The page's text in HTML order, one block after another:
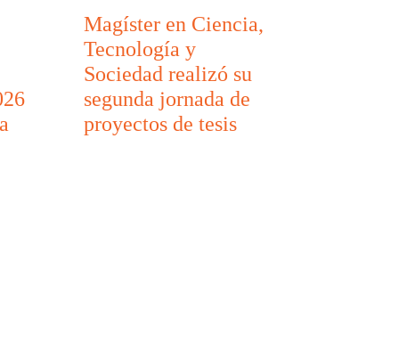
Magíster en Ciencia,
Tecnología y
Sociedad realizó su
segunda jornada de
proyectos de tesis